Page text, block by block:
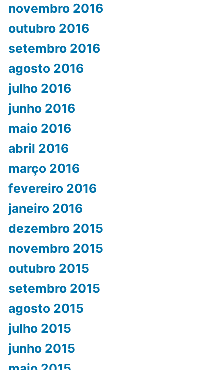
novembro 2016
outubro 2016
setembro 2016
agosto 2016
julho 2016
junho 2016
maio 2016
abril 2016
março 2016
fevereiro 2016
janeiro 2016
dezembro 2015
novembro 2015
outubro 2015
setembro 2015
agosto 2015
julho 2015
junho 2015